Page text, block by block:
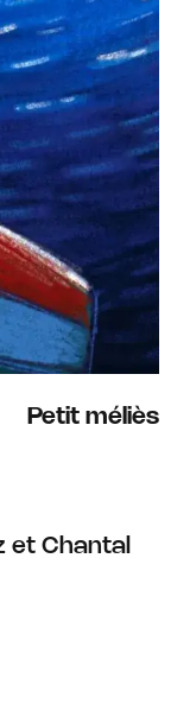
Petit méliès
et Chantal